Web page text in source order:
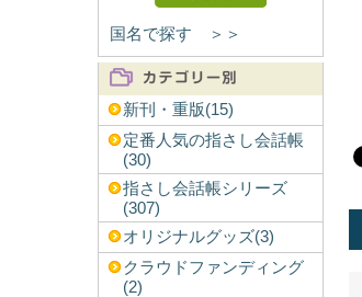
国名で探す ＞＞
新刊・重版(15)
定番人気の指さし会話帳
(30)
指さし会話帳シリーズ
(307)
オリジナルグッズ(3)
クラウドファンディング
(2)